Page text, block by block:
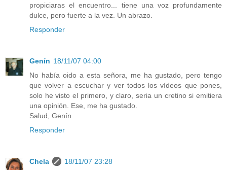
propiciaras el encuentro... tiene una voz profundamente
dulce, pero fuerte a la vez. Un abrazo.
Responder
Genín 18/11/07 04:00
No había oido a esta señora, me ha gustado, pero tengo
que volver a escuchar y ver todos los vídeos que pones,
solo he visto el primero, y claro, seria un cretino si emitiera
una opinión. Ese, me ha gustado.
Salud, Genín
Responder
Chela
18/11/07 23:28